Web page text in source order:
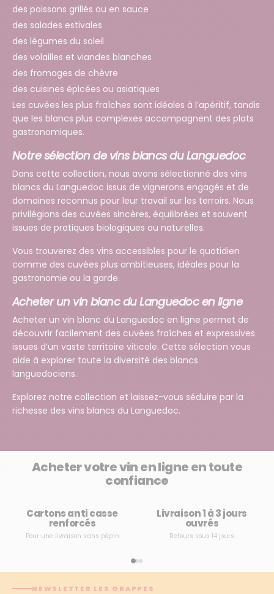
des poissons grillés ou en sauce
des salades estivales
des légumes du soleil
des volailles et viandes blanches
des fromages de chèvre
des cuisines épicées ou asiatiques
Les cuvées les plus fraîches sont idéales à l’apéritif, tandis
que les blancs plus complexes accompagnent des plats
gastronomiques.
Notre sélection de vins blancs du Languedoc
Dans cette collection, nous avons sélectionné des vins
blancs du Languedoc issus de vignerons engagés et de
domaines reconnus pour leur travail sur les terroirs. Nous
privilégions des cuvées sincères, équilibrées et souvent
issues de pratiques biologiques ou naturelles.
Vous trouverez des vins accessibles pour le quotidien
comme des cuvées plus ambitieuses, idéales pour la
gastronomie ou la garde.
Acheter un vin blanc du Languedoc en ligne
Acheter un vin blanc du Languedoc en ligne permet de
découvrir facilement des cuvées fraîches et expressives
issues d’un vaste territoire viticole. Cette sélection vous
aide à explorer toute la diversité des blancs
languedociens.
Explorez notre collection et laissez-vous séduire par la
richesse des vins blancs du Languedoc.
Acheter votre vin en ligne en toute
confiance
Cartons anti casse
renforcés
Pour une livraison sans pépin
Livraison 1 à 3 jours
ouvrés
Retours sous 14 jours
NEWSLETTER LES GRAPPES